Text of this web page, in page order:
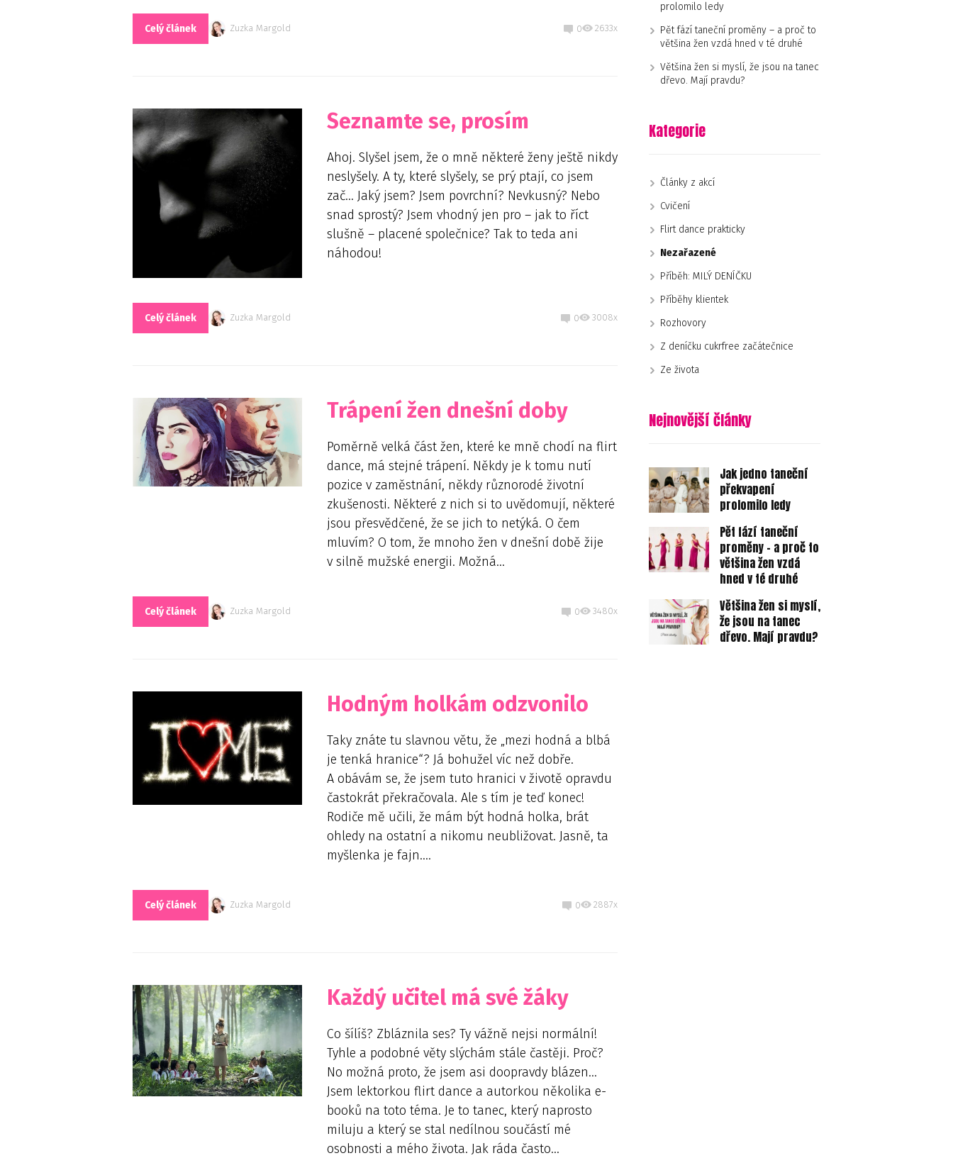
Celý článek Zuzka Margold 0 2633x
Seznamte se, prosím
Ahoj. Slyšel jsem, že o mně některé ženy ještě nikdy
neslyšely. A ty, které slyšely, se prý ptají, co jsem
zač… Jaký jsem? Jsem povrchní? Nevkusný? Nebo
snad sprostý? Jsem vhodný jen pro – jak to říct
slušně – placené společnice? Tak to teda ani
náhodou!
Celý článek Zuzka Margold 0 3008x
Trápení žen dnešní doby
Poměrně velká část žen, které ke mně chodí na flirt
dance, má stejné trápení. Někdy je k tomu nutí
pozice v zaměstnání, někdy různorodé životní
zkušenosti. Některé z nich si to uvědomují, některé
jsou přesvědčené, že se jich to netýká. O čem
mluvím? O tom, že mnoho žen v dnešní době žije
v silně mužské energii. Možná...
Celý článek Zuzka Margold 0 3480x
Hodným holkám odzvonilo
Taky znáte tu slavnou větu, že „mezi hodná a blbá
je tenká hranice“? Já bohužel víc než dobře.
A obávám se, že jsem tuto hranici v životě opravdu
častokrát překračovala. Ale s tím je teď konec!
Rodiče mě učili, že mám být hodná holka, brát
ohledy na ostatní a nikomu neubližovat. Jasně, ta
myšlenka je fajn....
Celý článek Zuzka Margold 0 2887x
Každý učitel má své žáky
Co šílíš? Zbláznila ses? Ty vážně nejsi normální!
Tyhle a podobné věty slýchám stále častěji. Proč?
No možná proto, že jsem asi doopravdy blázen…
Jsem lektorkou flirt dance a autorkou několika e-
booků na toto téma. Je to tanec, který naprosto
miluju a který se stal nedílnou součástí mé
osobnosti a mého života. Jak ráda často...
prolomilo ledy
Pět fází taneční proměny – a proč to
většina žen vzdá hned v té druhé
Většina žen si myslí, že jsou na tanec
dřevo. Mají pravdu?
Kategorie
Články z akcí
Cvičení
Flirt dance prakticky
Nezařazené
Příběh: MILÝ DENÍČKU
Příběhy klientek
Rozhovory
Z deníčku cukrfree začátečnice
Ze života
Nejnovější články
Jak jedno taneční
překvapení
prolomilo ledy
Pět fází taneční
proměny - a proč to
většina žen vzdá
hned v té druhé
Většina žen si myslí,
že jsou na tanec
dřevo. Mají pravdu?